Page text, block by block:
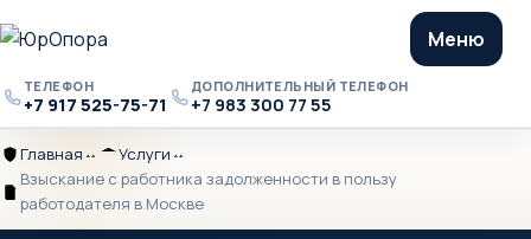
Телефон
ТЕЛЕФОН
+7 917 525-75-71 Дополнительный
телефон
ДОПОЛНИТЕЛЬНЫЙ ТЕЛЕФОН
+7 983 300 77 55
Меню
Главная
Главная Разделитель
Услуги
Услуги Разделитель
Взыскание
с
Взыскание с работника задолженности в пользу
работодателя в Москве